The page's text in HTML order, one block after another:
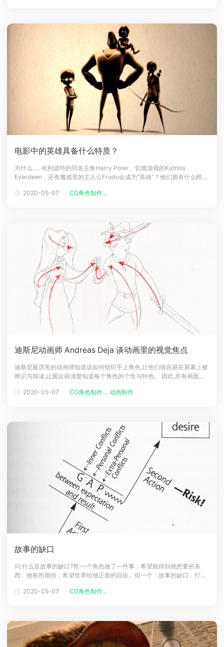
电影中的英雄具备什么特质？
为什么..... 哈利波特的同名主角Harry Poter、饥饿游戏的Katniss
Everdeen，还有魔戒里的主人公Frodo会成为"英雄"？他们拥有什么样共
的解释了美国神话学大师坎伯笔下的"英雄旅程"。废话不多说，先看动画
2020-05-07 CG角色制作...
迪斯尼动画师 Andreas Deja 谈动画里的视觉焦点
迪斯尼最厉害的动画师知道该如何组织手上角色,让他们很容易在屏幕上被
辨识与阅读,让观众很清楚知道每个角色的个性与特色。 因此,所有画面上
们该看的地方。这其实很不容易。因为观众往往只有很短的时间去观看,并
2020-05-07 CG角色制作... 动画制作
故事的缺口
问:什么是故事的缺口?答:一个角色做了一件事，希望能得到他想要的东
西。他有所期待，希望世界给他正面的回应。但一个「故事的缺口」打开
样，跟他做对，阻挡他得到他想要的。「故事的缺口」就是故事中，角色
2020-05-07 CG角色制作...